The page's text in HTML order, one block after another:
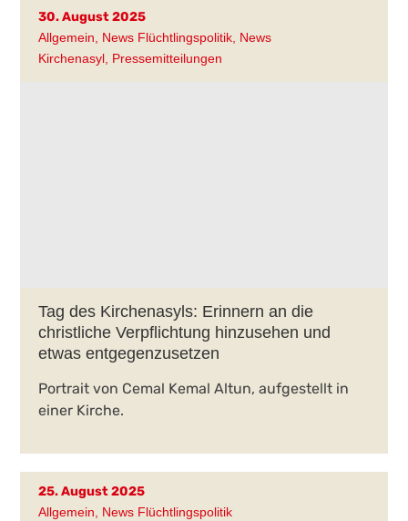
30. August 2025
Allgemein News Flüchtlingspolitik News
Kirchenasyl Pressemitteilungen
Tag des Kirchenasyls: Erinnern an die
christliche Verpflichtung hinzusehen und
etwas entgegenzusetzen
Portrait von Cemal Kemal Altun, aufgestellt in
einer Kirche.
25. August 2025
Allgemein, News Flüchtlingspolitik